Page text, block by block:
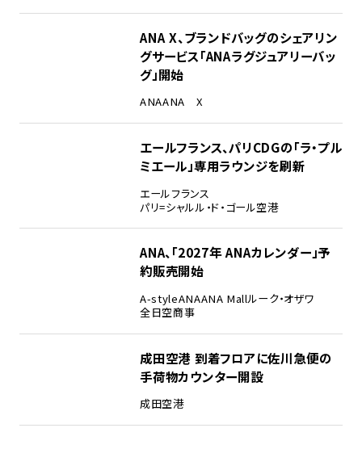
ANA X、ブランドバッグのシェアリン
グサービス「ANAラグジュアリーバッ
グ」開始
ANAANA X
エールフランス、パリCDGの「ラ・プル
ミエール」専用ラウンジを刷新
エールフランス
パリ=シャルル・ド・ゴール空港
ANA、「2027年 ANAカレンダー」予
約販売開始
A-styleANAANA Mallルーク・オザワ
全日空商事
成田空港 到着フロアに佐川急便の
手荷物カウンター開設
成田空港